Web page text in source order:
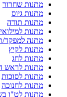
מתנות שחרור
מתנות גיוס
מתנות תודה
מתנות
מתנה למפקד/
מתנות לקיץ
מתנות לחג
מתנות לראש
מתנות לסוכות
מתנות לחנוכה
מתנות לט"ו